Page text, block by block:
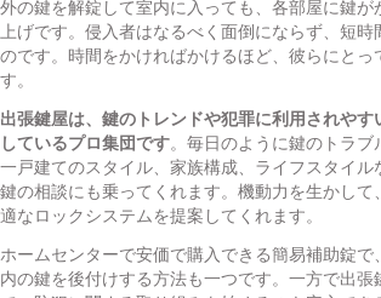
外の鍵を解錠して室内に入っても、各部屋に鍵が
上げです。侵入者はなるべく面倒にならず、短時
のです。時間をかければかけるほど、彼らにとっ
す。
出張鍵屋は、鍵のトレンドや犯罪に利用されやす
しているプロ集団です。毎日のように鍵のトラブ
一戸建てのスタイル、家族構成、ライフスタイル
鍵の相談にも乗ってくれます。機動力を生かして
適なロックシステムを提案してくれます。
ホームセンターで安価で購入できる簡易補助錠で
内の鍵を後付けする方法も一つです。一方で出張